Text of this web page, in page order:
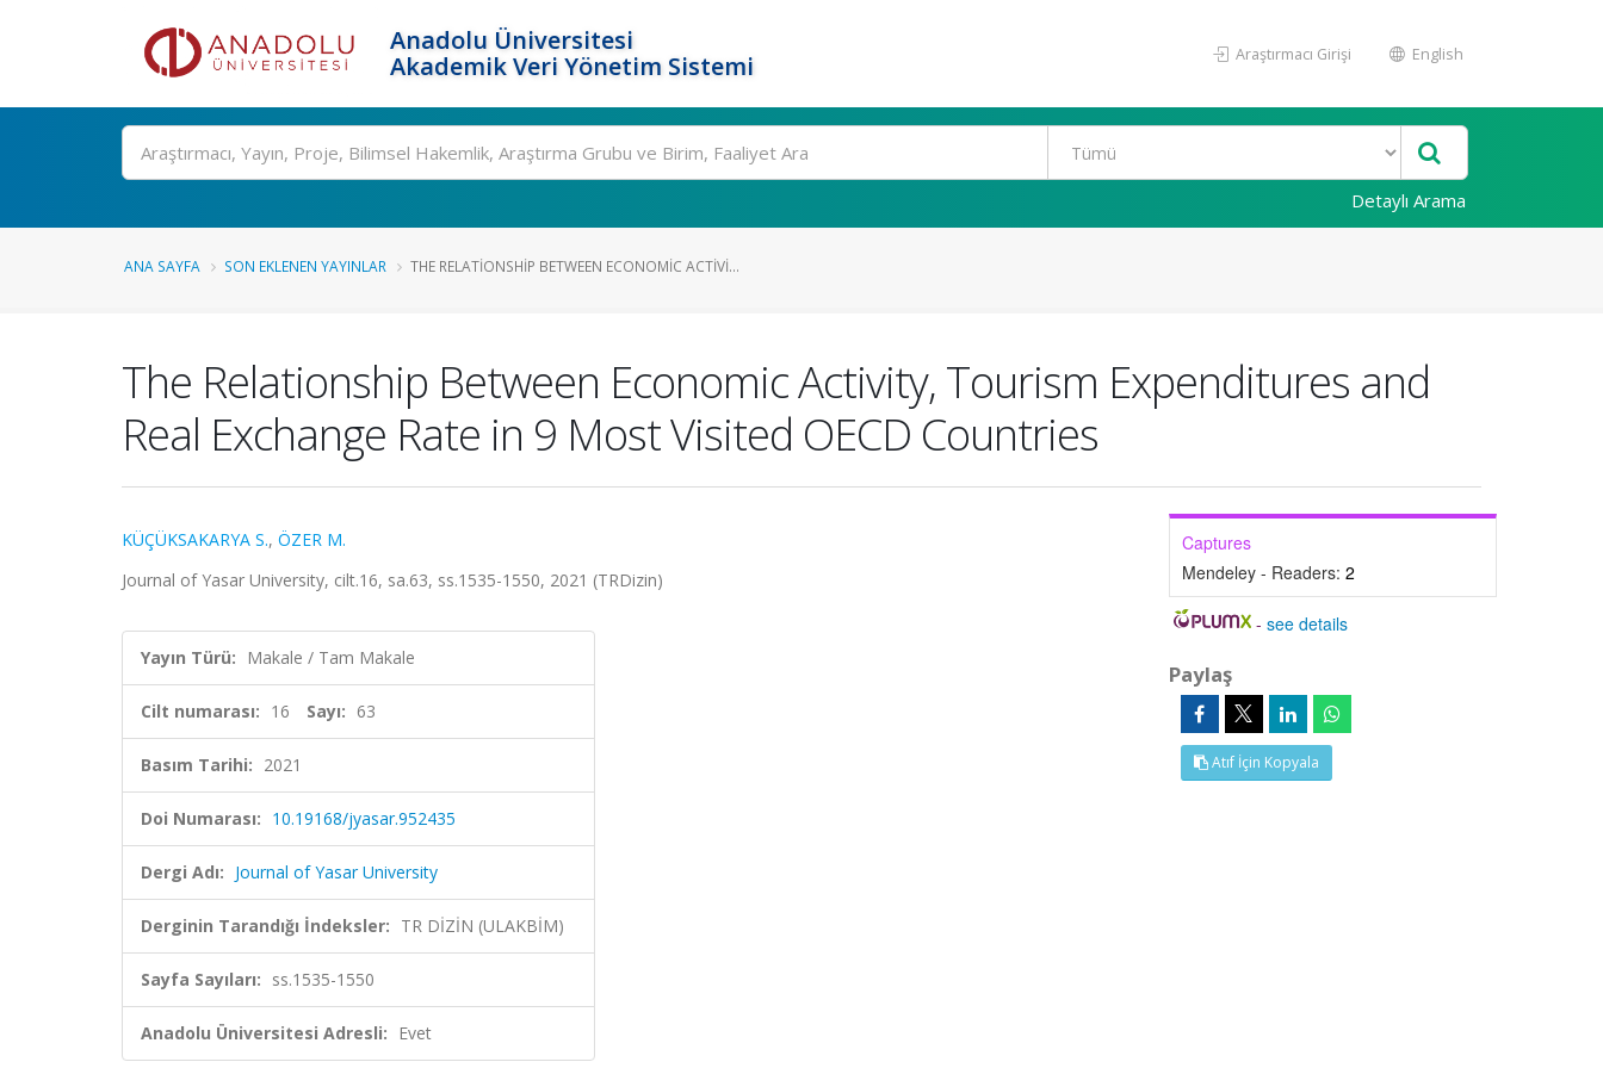
Anadolu Üniversitesi
Akademik Veri Yönetim Sistemi
Araştırmacı Girişi English
Ara
Detaylı Arama
ANA SAYFA SON EKLENEN YAYINLAR THE RELATIONSHIP BETWEEN ECONOMIC ACTIVI...
The Relationship Between Economic Activity, Tourism Expenditures and
Real Exchange Rate in 9 Most Visited OECD Countries
KÜÇÜKSAKARYA S., ÖZER M.
Journal of Yasar University, cilt.16, sa.63, ss.1535-1550, 2021 (TRDizin)
Yayın Türü: Makale / Tam Makale
Cilt numarası: 16 Sayı: 63
Basım Tarihi: 2021
Doi Numarası: 10.19168/jyasar.952435
Dergi Adı: Journal of Yasar University
Derginin Tarandığı İndeksler: TR DİZİN (ULAKBİM)
Sayfa Sayıları: ss.1535-1550
Anadolu Üniversitesi Adresli: Evet
Captures
Mendeley - Readers: 2
-see details
Paylaş
Atıf İçin Kopyala